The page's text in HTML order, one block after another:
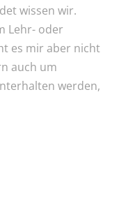
wissen wir.
Lehr- oder
es mir aber nicht
auch um
werden,